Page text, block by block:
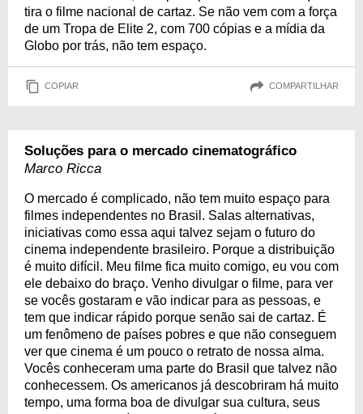
tira o filme nacional de cartaz. Se não vem com a força
de um Tropa de Elite 2, com 700 cópias e a mídia da
Globo por trás, não tem espaço.
COPIAR COMPARTILHAR
Soluções para o mercado cinematográfico
Marco Ricca
O mercado é complicado, não tem muito espaço para
filmes independentes no Brasil. Salas alternativas,
iniciativas como essa aqui talvez sejam o futuro do
cinema independente brasileiro. Porque a distribuição
é muito difícil. Meu filme fica muito comigo, eu vou com
ele debaixo do braço. Venho divulgar o filme, para ver
se vocês gostaram e vão indicar para as pessoas, e
tem que indicar rápido porque senão sai de cartaz. É
um fenômeno de países pobres e que não conseguem
ver que cinema é um pouco o retrato de nossa alma.
Vocês conheceram uma parte do Brasil que talvez não
conhecessem. Os americanos já descobriram há muito
tempo, uma forma boa de divulgar sua cultura, seus